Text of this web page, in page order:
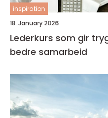
inspiration
18. January 2026
Lederkurs som gir
bedre samarbeid